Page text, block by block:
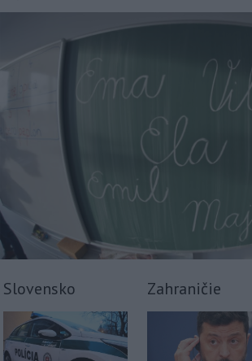
Slovensko Zahraničie